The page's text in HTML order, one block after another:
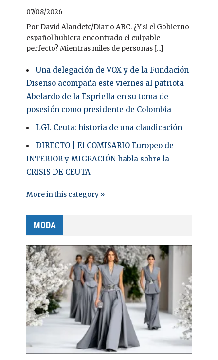
07/08/2026
Por David Alandete/Diario ABC. ¿Y si el Gobierno
español hubiera encontrado el culpable
perfecto? Mientras miles de personas [...]
Una delegación de VOX y de la Fundación
Disenso acompaña este viernes al patriota
Abelardo de la Espriella en su toma de
posesión como presidente de Colombia
LGI. Ceuta: historia de una claudicación
DIRECTO | El COMISARIO Europeo de
INTERIOR y MIGRACIÓN habla sobre la
CRISIS DE CEUTA
More in this category »
MODA